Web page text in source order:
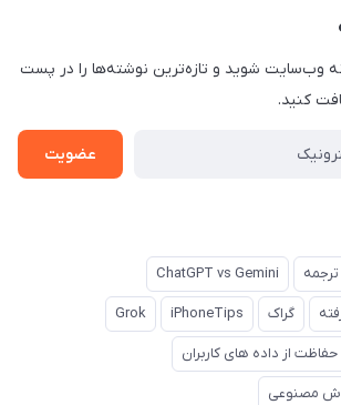
وب‌سایت شوید و تازه‌ترین نوشته‌ها را در پست
کنید.
عضویت
ترجمه ChatGPT vs Gemini
گراک iPhoneTips
Grok
حفاظت از داده های کاربران
مصنوعی